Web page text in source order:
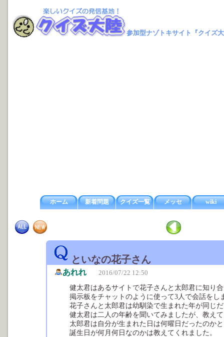
参加型ナゾトキサイト『クイズ
ホーム 新着問題 クイズ一覧 メッセ wiki
といなの花子さん
あれれ 2016/07/22 12:50
健太君はあるサイトで花子さんと太郎君に知り
掲示板をチャットのように使って3人で会話をし
花子さんと太郎君は幼馴染で生まれた年が同じ
健太君は二人の年齢を聞いてみましたが、教え
太郎君は自分が生まれた日は何曜日だったのか
誕生日が何月何日なのかは教えてくれました。